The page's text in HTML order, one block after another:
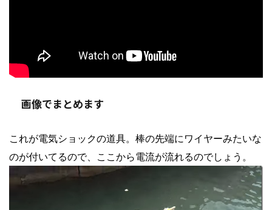
画像でまとめます
これが電気ショックの道具。棒の先端にワイヤーみたいな
のが付いてるので、ここから電流が流れるのでしょう。